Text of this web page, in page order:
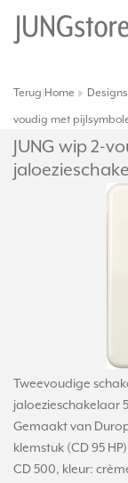
Terug Home
voudig met
JUNG wip 2-
Tweevoudige
jaloezieschakelaar
Gemaakt van
klemstuk (CD 95
CD 500, kleur: